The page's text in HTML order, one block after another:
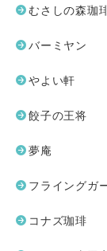
むさしの森珈
バーミヤン
やよい軒
餃子の王将
夢庵
フライングガ
コナズ珈琲